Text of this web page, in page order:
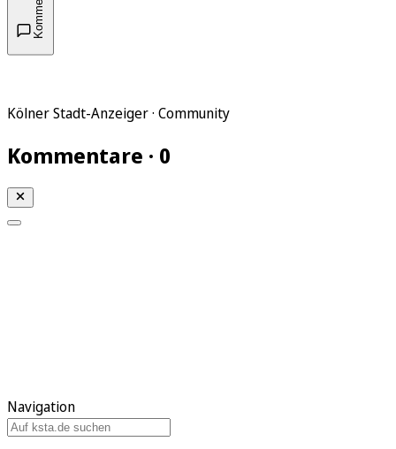
Kölner Stadt-Anzeiger · Community
Kommentare · 0
Navigation